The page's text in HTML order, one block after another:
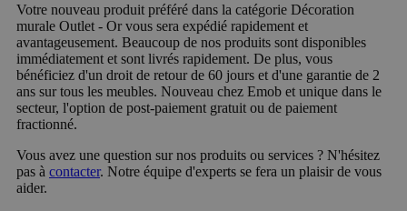
Votre nouveau produit préféré dans la catégorie Décoration
murale Outlet - Or vous sera expédié rapidement et
avantageusement. Beaucoup de nos produits sont disponibles
immédiatement et sont livrés rapidement. De plus, vous
bénéficiez d'un droit de retour de 60 jours et d'une garantie de 2
ans sur tous les meubles. Nouveau chez Emob et unique dans le
secteur, l'option de post-paiement gratuit ou de paiement
fractionné.
Vous avez une question sur nos produits ou services ? N'hésitez
pas à contacter. Notre équipe d'experts se fera un plaisir de vous
aider.